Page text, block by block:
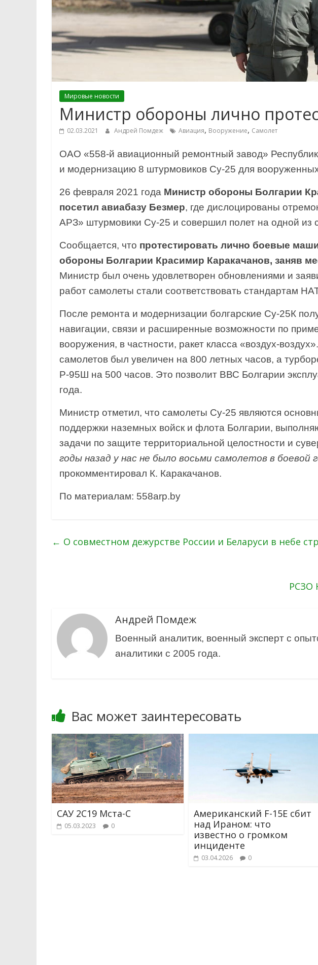
Мировые новости
Министр обороны лично
02.03.2021 Андрей Помдеж Авиация, Вооружение, Самолет
ОАО «558-й авиационный ремонтный завод»
и модернизацию 8 штурмовиков Су-25 для
26 февраля 2021 года Министр обороны Болгарии
посетил авиабазу Безмер, где дислоцированы
АРЗ» штурмовики Су-25 и совершил полет на одной из
Сообщается, что протестировать лично боевые
обороны Болгарии Красимир Каракачанов, заняв
Министр был очень удовлетворен обновлениями и
работ самолеты стали соответствовать стандартам
После ремонта и модернизации болгарские Су-25К
навигации, связи и расширенные возможности по
вооружения, в частности, ракет класса «воздух-
самолетов был увеличен на 800 летных часов, а
Р-95Ш на 500 часов. Это позволит ВВС Болгарии
года.
Министр отметил, что самолеты Су-25 являются
поддержки наземных войск и флота Болгарии,
задачи по защите территориальной целостности и
годы назад у нас не было восьми самолетов в боевой
прокомментировал К. Каракачанов.
По материалам: 558arp.by
← О совместном дежурстве России и Беларуси в небе
РСЗО
Андрей Помдеж
Военный аналитик, военный эксперт с
аналитики с 2005 года.
Вас может заинтересовать
САУ 2С19 Мста-С
05.03.2023 0
Американский F-15E сбит
над Ираном: что
известно о громком
инциденте
03.04.2026 0